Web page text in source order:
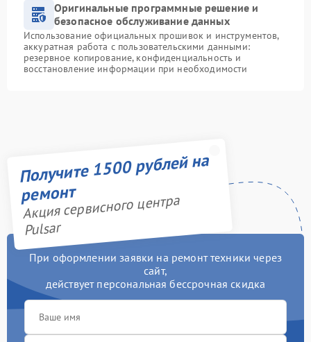
Оригинальные программные решение и
безопасное обслуживание данных
Использование официальных прошивок и инструментов,
аккуратная работа с пользовательскими данными:
резервное копирование, конфиденциальность и
восстановление информации при необходимости
Получите 1500 рублей на
ремонт
Акция сервисного центра
Pulsar
При оформлении заявки на ремонт техники через
сайт,
действует персональная бессрочная скидка